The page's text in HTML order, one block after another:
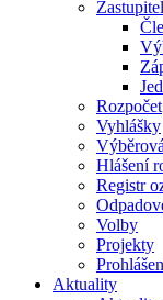
Rozpočet
Vyhlášky
Hlášení
Registr
Volby
Projekty
Aktuality